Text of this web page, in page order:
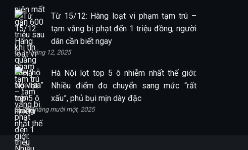
Từ 15/12: Hàng loạt vi phạm tạm trú –
tạm vắng bị phạt đến 1 triệu đồng, người
dân cần biết ngay
1 Tháng 12, 2025
Hà Nội lọt top 5 ô nhiễm nhất thế giới:
Nhiều điểm đo chuyển sang mức “rất
xấu”, phủ bụi mịn dày đặc
30 Tháng mười một, 2025